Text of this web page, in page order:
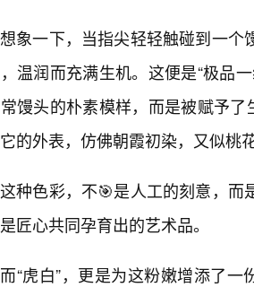
想象一下，当指尖轻轻触碰到一个
温润而充满生机。这便是“极品
馒头的朴素模样，而是被赋予
的外表，仿佛朝霞初染，又似桃
这种色彩，不🎯是人工的刻意，而
匠心共同孕育出的艺术品。
而“虎白”，更是为这粉嫩增添了